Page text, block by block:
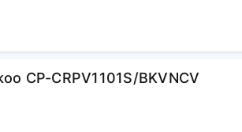
CP-CRPV1101S/BKVNCV